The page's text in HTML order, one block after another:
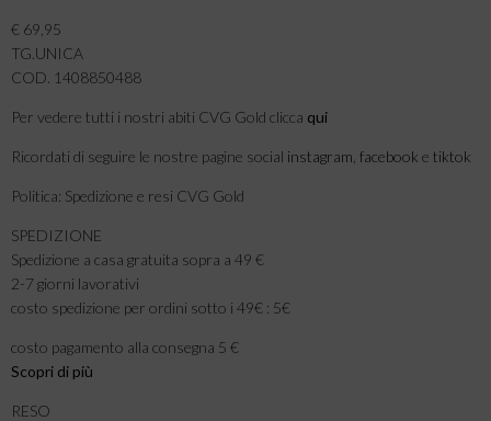
€ 69,95
TG.UNICA
COD. 1408850488
Per vedere tutti i nostri abiti CVG Gold clicca qui
Ricordati di seguire le nostre pagine social instagram facebook e tiktok
Politica: Spedizione e resi CVG Gold
SPEDIZIONE
Spedizione a casa gratuita sopra a 49 €
2-7 giorni lavorativi
costo spedizione per ordini sotto i 49€ : 5€
costo pagamento alla consegna 5 €
Scopri di più
RESO